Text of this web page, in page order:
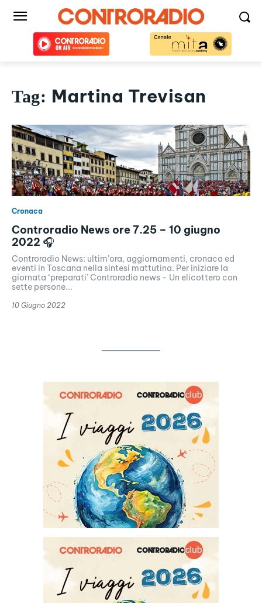
Tag: Martina Trevisan
Cronaca
Controradio News ore 7.25 – 10 giugno
2022 🎧
Controradio News: ultim’ora, aggiornamenti, cronaca ed
eventi in Toscana nella sintesi mattutina. Per iniziare la
giornata ‘preparati’ Controradio news - Un elicottero con
sette persone...
10 Giugno 2022